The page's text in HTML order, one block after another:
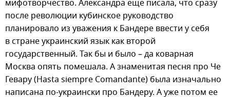
мифотворчество. Александра еще писала, что сразу
после революции кубинское руководство
планировало из уважения к Бандере ввести у себя
в стране украинский язык как второй
государственный. Так бы и было – да коварная
Москва опять помешала. А знаменитая песня про Че
Гевару (Hasta siempre Comandante) была изначально
написана по-украински про Бандеру. А уже потом ее